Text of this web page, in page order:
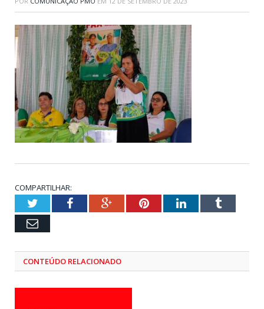
COMPARTILHAR:
TwitterFacebookGoogle+PinterestLinkedInTumblr
Email
CONTEÚDO RELACIONADO